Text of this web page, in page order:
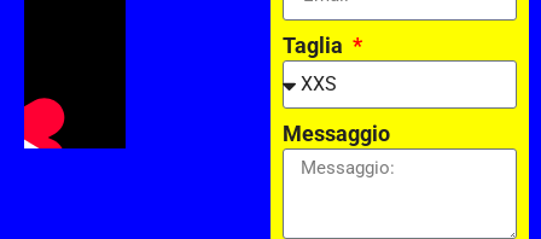
Taglia
Messaggio